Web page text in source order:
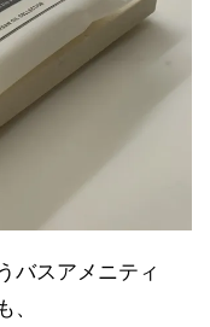
バスアメニティ
、